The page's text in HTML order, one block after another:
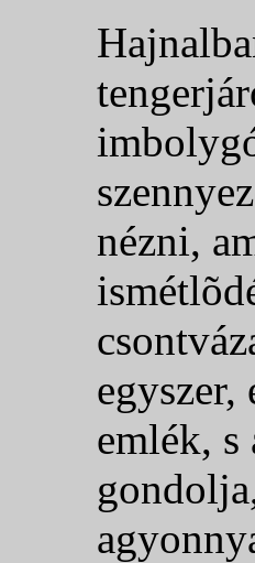
nézni,
emlék, s